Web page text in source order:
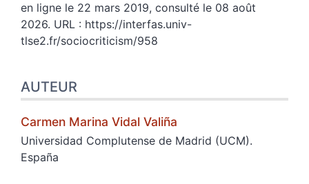
en ligne le 22 mars 2019, consulté le 08 août
2026. URL : https://interfas.univ-
tlse2.fr/sociocriticism/958
AUTEUR
Carmen Marina Vidal Valiña
Universidad Complutense de Madrid (UCM).
España